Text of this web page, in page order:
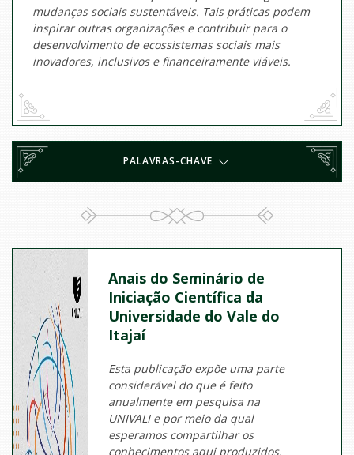
mudanças sociais sustentáveis. Tais práticas podem
inspirar outras organizações e contribuir para o
desenvolvimento de ecossistemas sociais mais
inovadores, inclusivos e financeiramente viáveis.
PALAVRAS-CHAVE
Anais do Seminário de
Iniciação Científica da
Universidade do Vale do
Itajaí
Esta publicação expõe uma parte
considerável do que é feito
anualmente em pesquisa na
UNIVALI e por meio da qual
esperamos compartilhar os
conhecimentos aqui produzidos,